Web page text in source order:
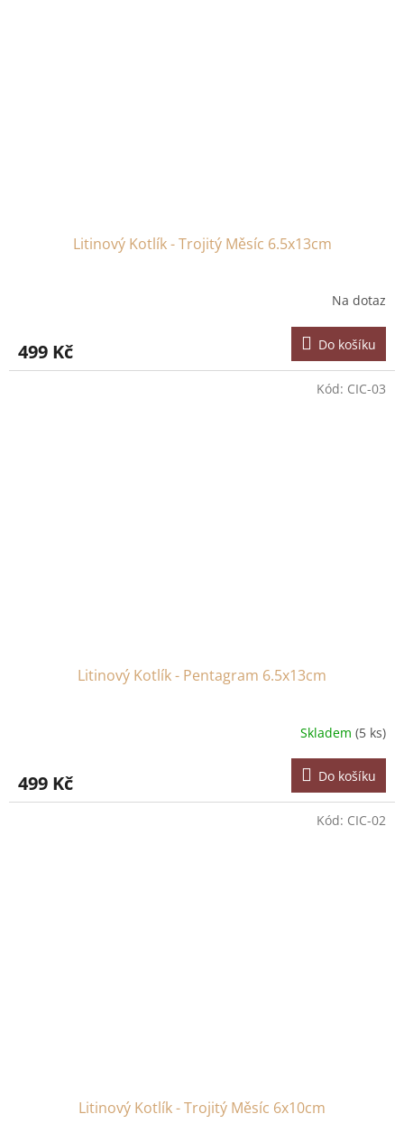
Litinový Kotlík - Trojitý Měsíc 6.5x13cm
Na dotaz
499 Kč Do košíku
Litinový Kotlík - Pentagram 6.5x13cm
Skladem (5 ks)
499 Kč Do košíku
Kód: CIC-03
Litinový Kotlík - Trojitý Měsíc 6x10cm
Kód: CIC-02